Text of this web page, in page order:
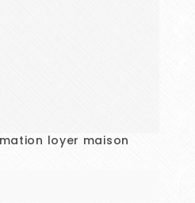
loyer maison